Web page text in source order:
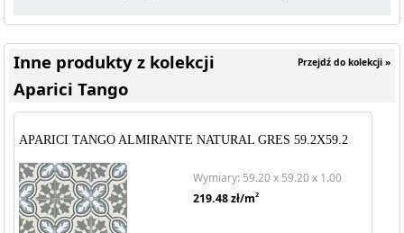
Przejdź do kolekcji »
Inne produkty z kolekcji
Aparici Tango
APARICI TANGO ALMIRANTE NATURAL GRES 59.2X59.2
Wymiary: 59.20 x 59.20 x 1.00
219.48zł/m2